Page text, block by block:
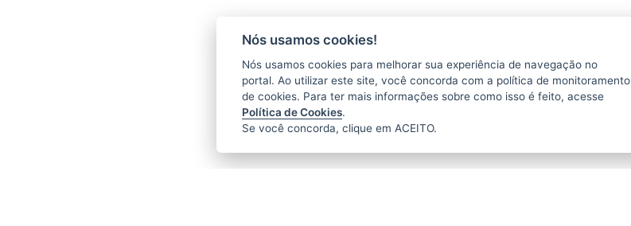
Nós usamos cookies!
Nós usamos cookies para melhorar sua experiência de navegação no
portal. Ao utilizar este site, você concorda com a política de monitoramento
de cookies. Para ter mais informações sobre como isso é feito, acesse
Política de Cookies.
Se você concorda, clique em ACEITO.